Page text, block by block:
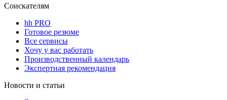
Соискателям
hh PRO
Готовое резюме
Все сервисы
Хочу у вас работать
Производственный календарь
Экспертная рекомендация
Новости и статьи